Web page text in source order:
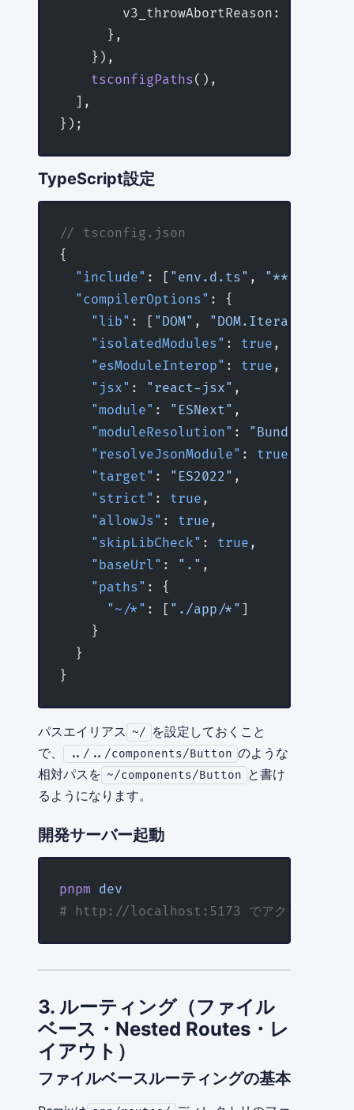
        v3_throwAbortReason:
      },
    }),
    tsconfigPaths
(),
  ],
});
TypeScript設定
// tsconfig.json
{
  "include"
: [ "env.d.ts" , "**/*.ts"
  "compilerOptions"
: {
    "lib"
: [ "DOM" , "DOM.Iterable"
    "isolatedModules"
: true ,
    "esModuleInterop"
: true ,
    "jsx"
: "react-jsx" ,
    "module"
: "ESNext" ,
    "moduleResolution"
: "Bundler"
    "resolveJsonModule"
: true
    "target"
: "ES2022" ,
    "strict"
: true ,
    "allowJs"
: true ,
    "skipLibCheck"
: true ,
    "baseUrl"
: "." ,
    "paths"
: {
      "~/*"
: [ "./app/*" ]
    }
  }
}
パスエイリアス ~/ を設定しておくこと
で、
../../components/Button のような
相対パスを ~/components/Button と書け
るようになります。
開発サーバー起動
pnpm dev
# http://localhost:5173 でアクセス可能
3. ルーティング（ファイル
ベース・Nested Routes・レ
イアウト）
ファイルベースルーティングの基本